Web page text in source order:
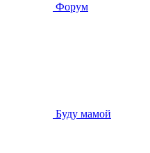
Форум
Буду мамой